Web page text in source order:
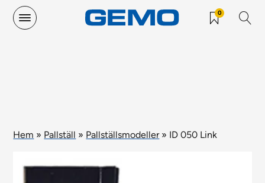
0
Hem » Pallställ » Pallställsmodeller» ID 050 Link